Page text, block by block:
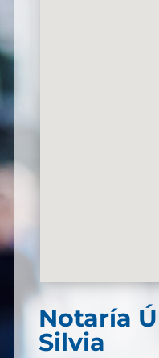
Notaría
Silvia